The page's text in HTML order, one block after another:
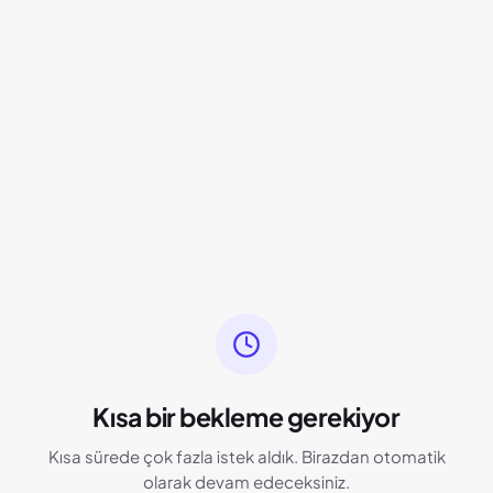
Kısa bir bekleme gerekiyor
Kısa sürede çok fazla istek aldık. Birazdan otomatik
olarak devam edeceksiniz.